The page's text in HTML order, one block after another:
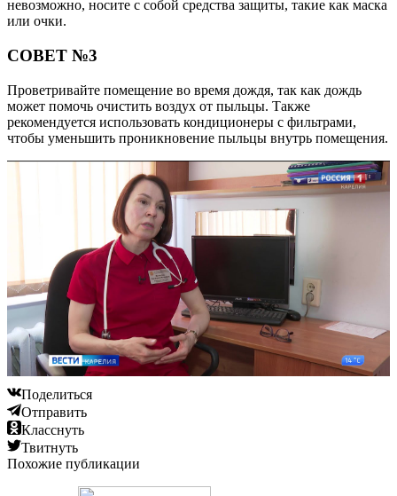
невозможно, носите с собой средства защиты, такие как маска
или очки.
СОВЕТ №3
Проветривайте помещение во время дождя, так как дождь
может помочь очистить воздух от пыльцы. Также
рекомендуется использовать кондиционеры с фильтрами,
чтобы уменьшить проникновение пыльцы внутрь помещения.
Поделиться
Отправить
Класснуть
Твитнуть
Похожие публикации